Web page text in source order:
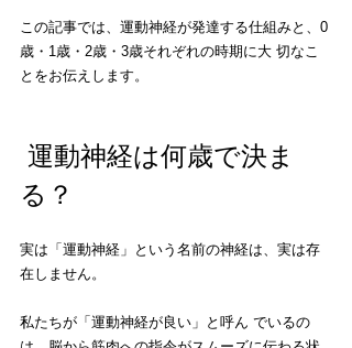
この記事では、運動神経が発達する仕組みと、0
歳・1歳・2歳・3歳それぞれの時期に大 切なこ
とをお伝えします。
る？
実は「運動神経」という名前の神経は、実は存
在しません。
私たちが「運動神経が良い」と呼ん でいるの